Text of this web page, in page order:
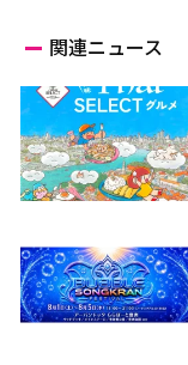
関連ニュース